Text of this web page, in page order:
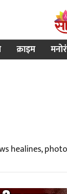
क्राइम
healines,